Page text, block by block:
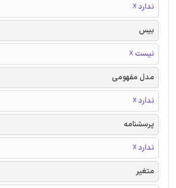
ندارد ☓
بیس
نیست ☓
مدل مفهومی
ندارد ☓
پرسشنامه
ندارد ☓
متغیر